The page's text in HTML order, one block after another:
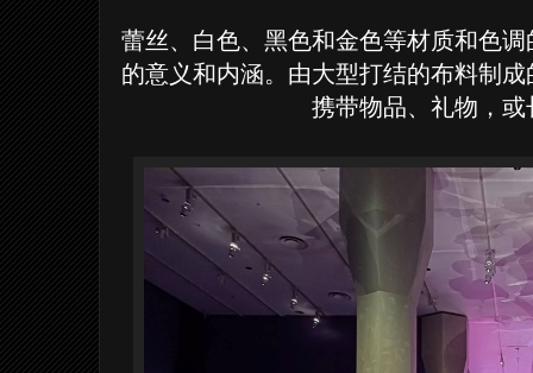
蕾丝、白色、黑色和金色等材质和色
的意义和内涵。由大型打结的布料制
携带物品、礼物，